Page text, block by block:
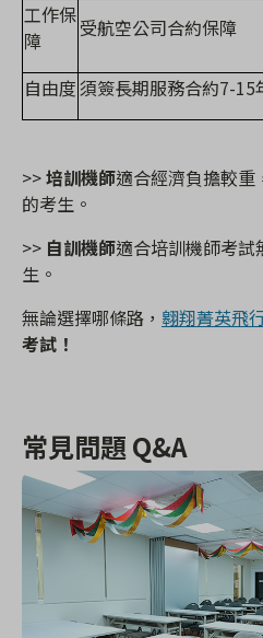
工作保
障
受航空公司合約保障
自由度須簽長期服務合約7-15
>>培訓機師適合經濟負擔較
的考生。
>> 自訓機師適合培訓機師考
生。
無論選擇哪條路， 翱翔菁英飛
考試！
常見問題Q&A